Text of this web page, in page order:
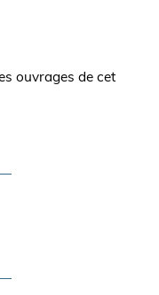
ouvrages de cet